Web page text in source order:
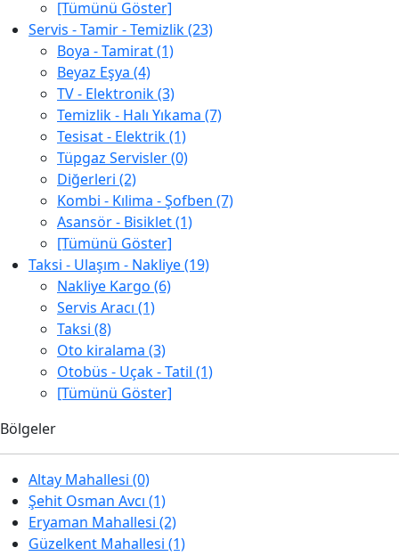
[Tümünü Göster]
Servis - Tamir - Temizlik (23)
Boya - Tamirat (1)
Beyaz Eşya (4)
TV - Elektronik (3)
Temizlik - Halı Yıkama (7)
Tesisat - Elektrik (1)
Tüpgaz Servisler (0)
Diğerleri (2)
Kombi - Kılima - Şofben (7)
Asansör - Bisiklet (1)
[Tümünü Göster]
Taksi - Ulaşım - Nakliye (19)
Nakliye Kargo (6)
Servis Aracı (1)
Taksi (8)
Oto kiralama (3)
Otobüs - Uçak - Tatil (1)
[Tümünü Göster]
Bölgeler
Altay Mahallesi (0)
Şehit Osman Avcı (1)
Eryaman Mahallesi (2)
Güzelkent Mahallesi (1)